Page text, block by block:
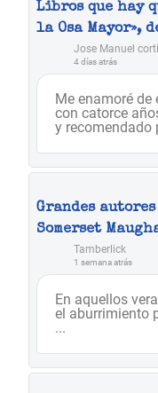
Libros que hay
la Osa Mayor»,
Jose Manuel
4 días atrás
Me enamoré de
con catorce
y recomendado
Grandes
Somerset
Tamberlick
1 semana atrás
En aquellos
el aburrimiento
...